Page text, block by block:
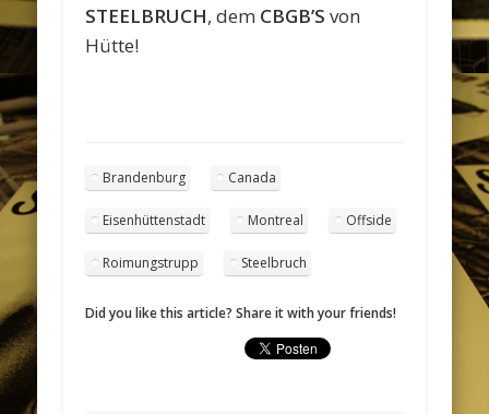
STEELBRUCH, dem CBGB’S von
Hütte!
Brandenburg Canada
Eisenhüttenstadt Montreal Offside
Roimungstrupp Steelbruch
Did you like this article? Share it with your friends!